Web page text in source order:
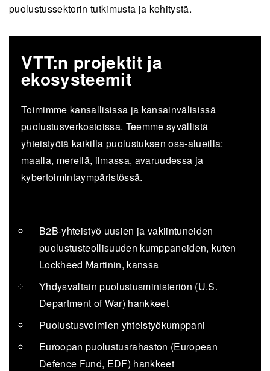
puolustussektorin tutkimusta ja kehitystä.
VTT:n projektit ja
ekosysteemit
Toimimme kansallisissa ja kansainvälisissä
puolustusverkostoissa. Teemme syvällistä
yhteistyötä kaikilla puolustuksen osa-alueilla:
maalla, merellä, ilmassa, avaruudessa ja
kybertoimintaympäristössä.
B2B-yhteistyö uusien ja vakiintuneiden
puolustusteollisuuden kumppaneiden, kuten
Lockheed Martinin, kanssa
Yhdysvaltain puolustusministeriön (U.S.
Department of War) hankkeet
Puolustusvoimien yhteistyökumppani
Euroopan puolustusrahaston (European
Defence Fund, EDF) hankkeet